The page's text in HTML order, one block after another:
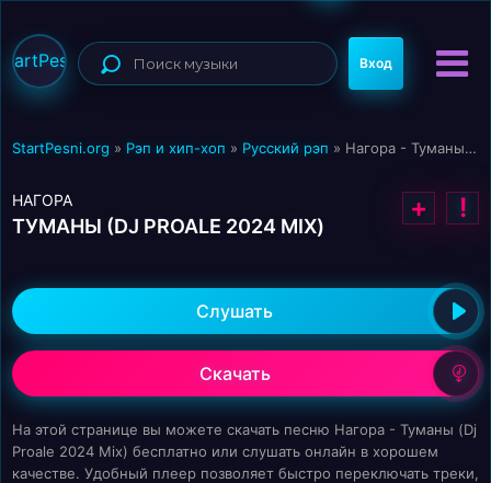
Вход
StartPesni.org » Рэп и хип-хоп » Русский рэп » Нагора - Туманы (Dj Proale 2024 Mix)
НАГОРА
ТУМАНЫ (DJ PROALE 2024 MIX)
+ !
Слушать
Скачать
На этой странице вы можете скачать песню Нагора - Туманы (Dj
Proale 2024 Mix) бесплатно или слушать онлайн в хорошем
качестве. Удобный плеер позволяет быстро переключать треки,